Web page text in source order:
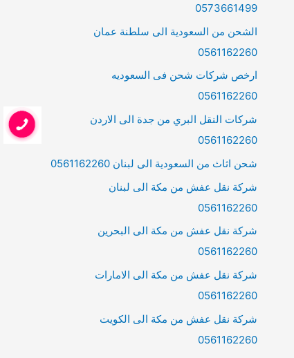
0573661499
الشحن من السعودية الى سلطنة عمان
0561162260
ارخص شركات شحن فى السعوديه
0561162260
شركات النقل البري من جدة الى الاردن
0561162260
شحن اثاث من السعودية الى لبنان 0561162260
شركة نقل عفش من مكة الى لبنان
0561162260
شركة نقل عفش من مكة الى البحرين
0561162260
شركة نقل عفش من مكة الى الامارات
0561162260
شركة نقل عفش من مكة الى الكويت
0561162260